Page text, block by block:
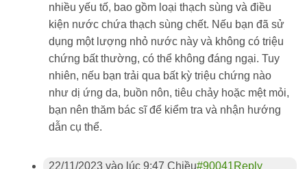
nhiều yếu tố, bao gồm loại thạch sùng và điều
kiện nước chứa thạch sùng chết. Nếu bạn đã sử
dụng một lượng nhỏ nước này và không có triệu
chứng bất thường, có thể không đáng ngại. Tuy
nhiên, nếu bạn trải qua bất kỳ triệu chứng nào
như dị ứng da, buồn nôn, tiêu chảy hoặc mệt mỏi,
bạn nên thăm bác sĩ để kiểm tra và nhận hướng
dẫn cụ thể.
22/11/2023 vào lúc 9:47 Chiều#90041Reply